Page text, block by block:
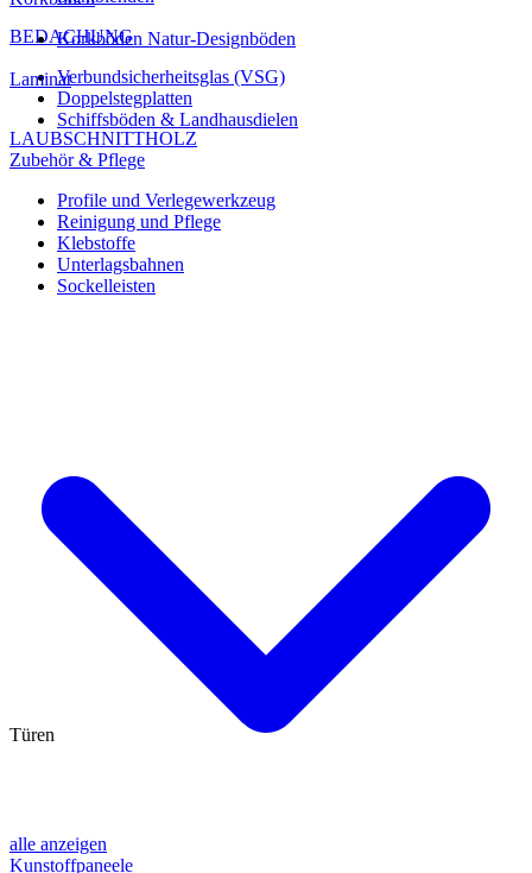
BEDACHUNG
Verbundsicherheitsglas (VSG)
Doppelstegplatten
LAUBSCHNITTHOLZ
Korkböden Natur-Designböden
Laminat
Schiffsböden & Landhausdielen
Zubehör & Pflege
Profile und Verlegewerkzeug
Reinigung und Pflege
Klebstoffe
Unterlagsbahnen
Sockelleisten
alle anzeigen
Kunstoffpaneele
Türen